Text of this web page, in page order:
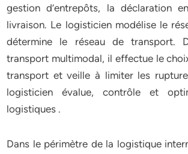
gestion d’entrepôts, la déclaration
livraison. Le logisticien modélise le
détermine le réseau de transport.
transport multimodal, il effectue le
transport et veille à limiter les
logisticien évalue, contrôle et
logistiques .
Dans le périmètre de la logistique